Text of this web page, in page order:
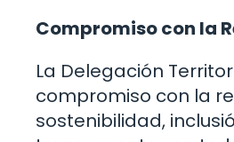
Compromiso con la
La Delegación
compromiso con la
sostenibilidad,